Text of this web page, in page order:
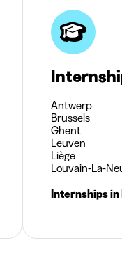
Antwerp
Brussels
Ghent
Leuven
Liège
Louvain-La-
Internships in